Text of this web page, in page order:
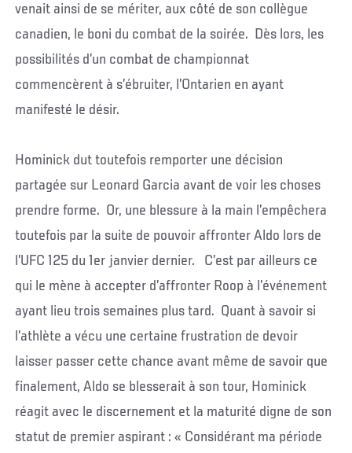
venait ainsi de se mériter, aux côté de son collègue
canadien, le boni du combat de la soirée. Dès lors, les
possibilités d’un combat de championnat
commencèrent à s’ébruiter, l’Ontarien en ayant
manifesté le désir.
Hominick dut toutefois remporter une décision
partagée sur Leonard Garcia avant de voir les choses
prendre forme. Or, une blessure à la main l’empêchera
toutefois par la suite de pouvoir affronter Aldo lors de
l’UFC 125 du 1er janvier dernier. C’est par ailleurs ce
qui le mène à accepter d’affronter Roop à l’événement
ayant lieu trois semaines plus tard. Quant à savoir si
l’athlète a vécu une certaine frustration de devoir
laisser passer cette chance avant même de savoir que
finalement, Aldo se blesserait à son tour, Hominick
réagit avec le discernement et la maturité digne de son
statut de premier aspirant : « Considérant ma période